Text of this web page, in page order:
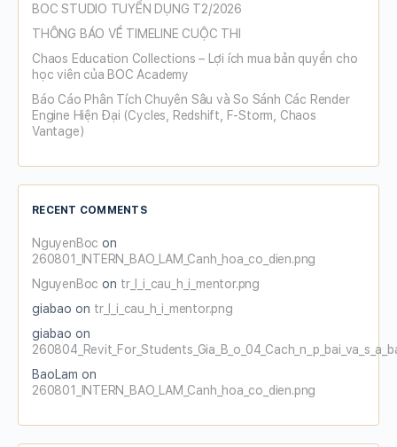
BOC STUDIO TUYỂN DỤNG T2/2026
THÔNG BÁO VỀ TIMELINE CUỘC THI
Chaos Education Collections – Lợi ích mua bản quyền cho
học viên của BOC Academy
Báo Cáo Phân Tích Chuyên Sâu và So Sánh Các Render
Engine Hiện Đại (Cycles, Redshift, F-Storm, Chaos
Vantage)
RECENT COMMENTS
NguyenBoc on
260801_INTERN_BAO_LAM_Canh_hoa_co_dien.png
NguyenBoc on tr_l_i_cau_h_i_mentor.png
giabao on tr_l_i_cau_h_i_mentor.png
giabao on
BaoLam on
260801_INTERN_BAO_LAM_Canh_hoa_co_dien.png